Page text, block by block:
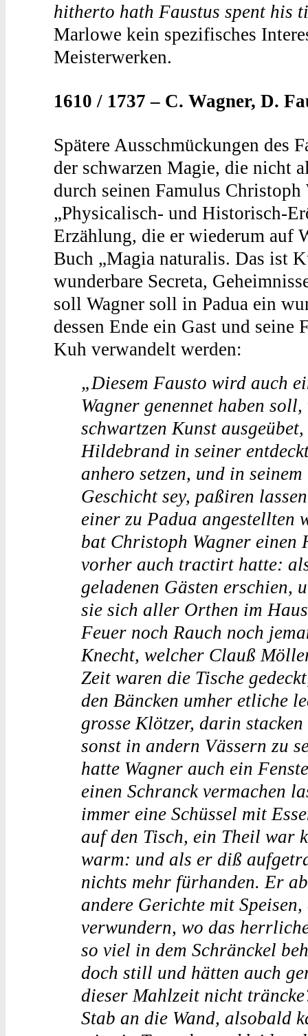
hitherto hath Faustus spent his
Marlowe kein spezifisches
Meisterwerken.
1610 / 1737 – C. Wagner, D.
Spätere Ausschmückungen des
der schwarzen Magie, die nicht
durch seinen Famulus
„Physicalisch- und Historisch-
Erzählung, die er wiederum auf
Buch „Magia naturalis. Das ist
wunderbare Secreta,
soll Wagner soll in Padua ein
dessen Ende ein Gast und
Kuh verwandelt werden:
„Diesem Fausto wird auch
Wagner genennet haben
schwartzen Kunst
Hildebrand in seiner
anhero setzen, und in
Geschicht sey, paßiren
einer zu Padua angestellten
bat Christoph Wagner einen
vorher auch tractirt hatte:
geladenen Gästen erschien,
sie sich aller Orthen im
Feuer noch Rauch noch
Knecht, welcher Clauß
Zeit waren die Tische
den Bäncken umher etliche
grosse Klötzer, darin
sonst in andern Vässern zu
hatte Wagner auch ein
einen Schranck vermachen
immer eine Schüssel mit
auf den Tisch, ein Theil war
warm: und als er diß
nichts mehr fürhanden. Er
andere Gerichte mit
verwundern, wo das
so viel in dem Schränckel
doch still und hätten auch
dieser Mahlzeit nicht
Stab an die Wand, alsobald